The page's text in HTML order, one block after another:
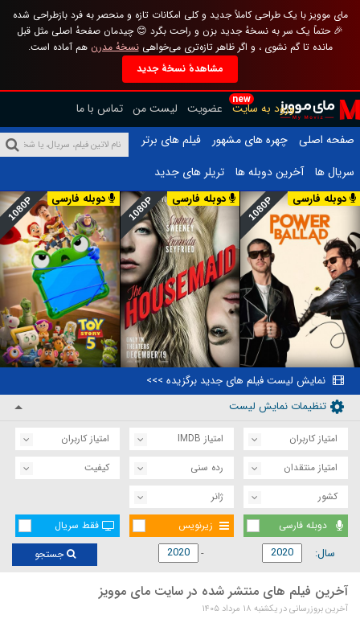
مای موویز با یک طراحی کاملاً جدید و کلی امکانات تازه و منحصر به فرد بازطراحی شده
🎉 حتماً یک سر به نسخهٔ جدید بزن و راحت بگرد 😊 چیدمان صفحهٔ اصلی مثل قبل
مانده تا گم نشوی ، و اگر ظاهر تازه‌تری می‌خواهینسخهٔ مدرن هم آماده است.
مشاهدهٔ نسخهٔ جدید
new
ورود به سایت عضویت لیست من تماس با ما
صفحه اصلی
چهره های مشهور
فیلم های برتر
سریال ها
آخرین دوبله ها تریلر های جدید
1080P دوبله فارسی 1080P دوبله فارسی 1080P دوبله فارسی
نمایش لیست فیلم های جدید برگزیده >>>
تنظیمات نمایش لیست
امتیاز کاربران امتیاز IMDB
امتیاز کاربران
امتیاز منتقدان
رده سنی
کیفیت
کشور
ژانر
دوبله فارسی
زیرنویس فقط سریال
سال: جستجو
آخرین فیلم های منتشر شده در سایت مای موویز
آخرین بروزرسانی در يكشنبه ۱۸ مرداد ۱۴۰۵